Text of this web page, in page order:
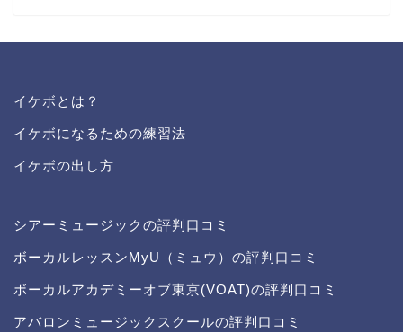
イケボとは？
イケボになるための練習法
イケボの出し方
シアーミュージックの評判口コミ
ボーカルレッスンMyU（ミュウ）の評判口コミ
ボーカルアカデミーオブ東京(VOAT)の評判口コミ
アバロンミュージックスクールの評判口コミ